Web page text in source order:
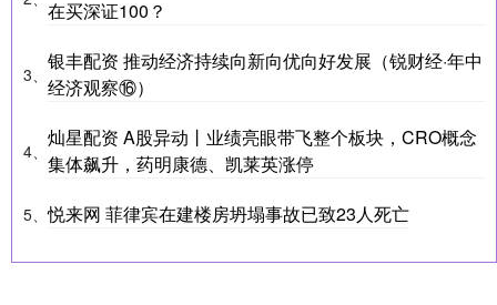
在买深证100？
3、
银丰配资 推动经济持续向新向优向好发展（锐财经·年中
经济观察⑯）
4、
灿星配资 A股异动丨业绩亮眼带飞整个板块，CRO概念
集体飙升，药明康德、凯莱英涨停
5、悦来网 菲律宾在建楼房坍塌事故已致23人死亡